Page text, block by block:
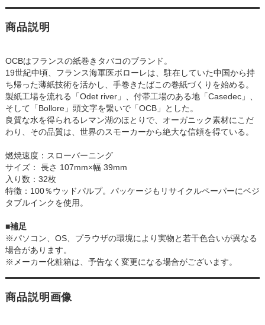
商品説明
OCBはフランスの紙巻きタバコのブランド。
19世紀中頃、フランス海軍医ボローレは、駐在していた中国から持
ち帰った薄紙技術を活かし、手巻きたばこの巻紙づくりを始める。
製紙工場を流れる「Odet river」、付帯工場のある地「Casedec」、
そして「Bollore」頭文字を繋いで「OCB」とした。
良質な水を得られるレマン湖のほとりで、オーガニック素材にこだ
わり、その品質は、世界のスモーカーから絶大な信頼を得ている。
燃焼速度：スローバーニング
サイズ： 長さ 107mm×幅 39mm
入り数：32枚
特徴：100％ウッドパルプ。パッケージもリサイクルペーパーにベジ
タブルインクを使用。
■補足
※パソコン、OS、プラウザの環境により実物と若干色合いが異なる
場合があります。
※メーカー化粧箱は、予告なく変更になる場合がございます。
商品説明画像